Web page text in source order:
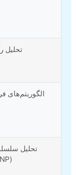
تحلیل
الگوریتم‌های
تحلیل
(AHP/ANP)